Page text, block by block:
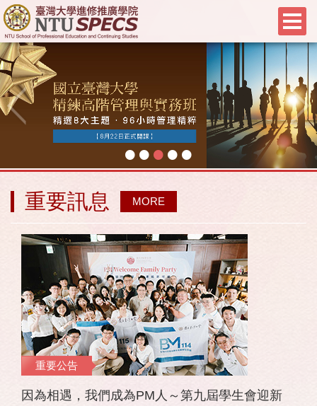
•••••
重要訊息 MORE
重要公告
因為相遇，我們成為PM人～第九屆學生會迎新